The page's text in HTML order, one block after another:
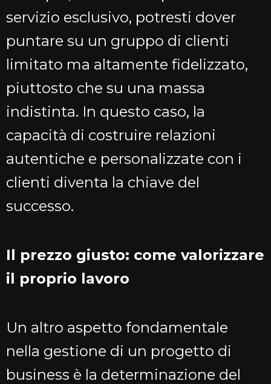
servizio esclusivo, potresti dover
puntare su un gruppo di clienti
limitato ma altamente fidelizzato,
piuttosto che su una massa
indistinta. In questo caso, la
capacità di costruire relazioni
autentiche e personalizzate con i
clienti diventa la chiave del
successo.
Il prezzo giusto: come valorizzare
il proprio lavoro
Un altro aspetto fondamentale
nella gestione di un progetto di
business è la determinazione del